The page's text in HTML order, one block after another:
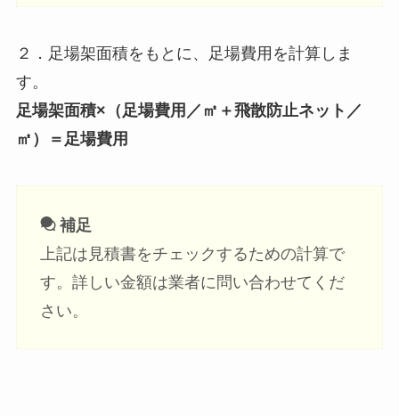
２．足場架面積をもとに、足場費用を計算しま
す。
足場架面積×（足場費用／㎡＋飛散防止ネット／
㎡）＝足場費用
補足
上記は見積書をチェックするための計算で
す。詳しい金額は業者に問い合わせてくだ
さい。